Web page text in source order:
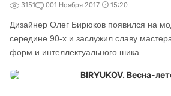
3151 001 Ноября 2017 15:20
Дизайнер Олег Бирюков появился на
середине 90-х и заслужил славу
форм и интеллектуального шика.